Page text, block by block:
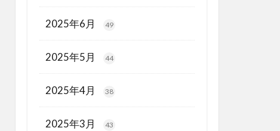
2025年6月 49
2025年5月 44
2025年4月 38
2025年3月 43